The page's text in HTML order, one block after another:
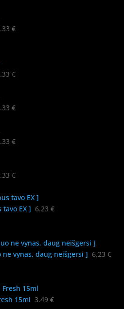
€
€
€
€
€
EX ] 6.23 €
vynas, daug neišgersi ] 6.23 €
15ml 3.49 €